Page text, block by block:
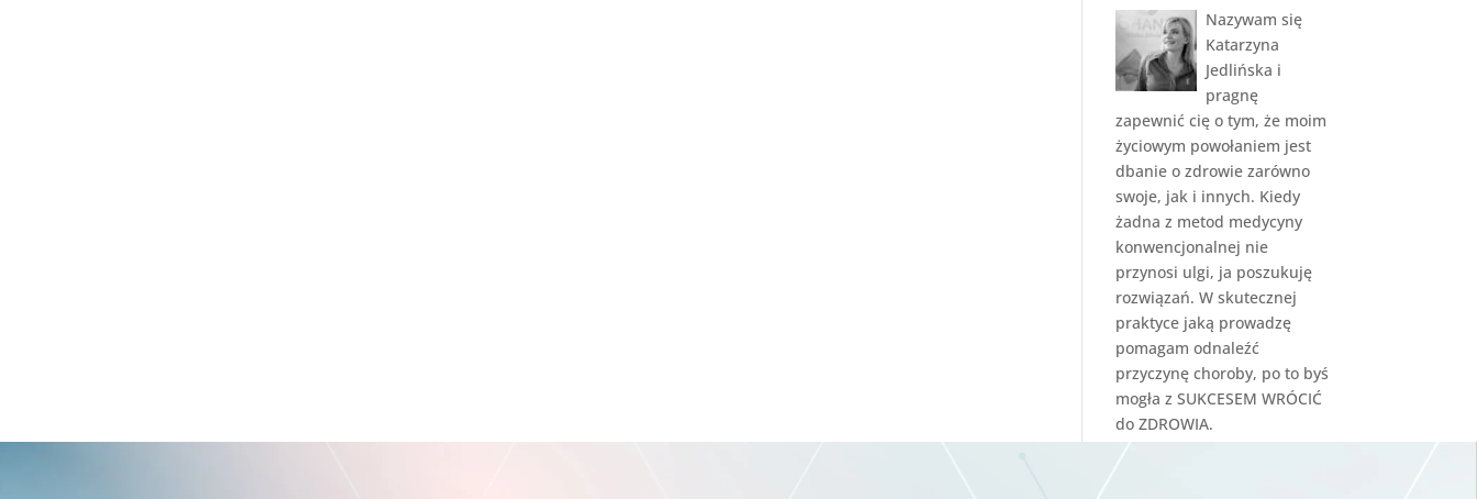
Nazywam się
Katarzyna
Jedlińska i
pragnę
zapewnić cię o tym, że moim
życiowym powołaniem jest
dbanie o zdrowie zarówno
swoje, jak i innych. Kiedy
żadna z metod medycyny
konwencjonalnej nie
przynosi ulgi, ja poszukuję
rozwiązań. W skutecznej
praktyce jaką prowadzę
pomagam odnaleźć
przyczynę choroby, po to byś
mogła z SUKCESEM WRÓCIĆ
do ZDROWIA.